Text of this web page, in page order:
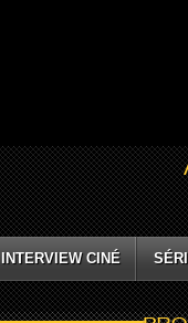
INTERVIEW CINÉ